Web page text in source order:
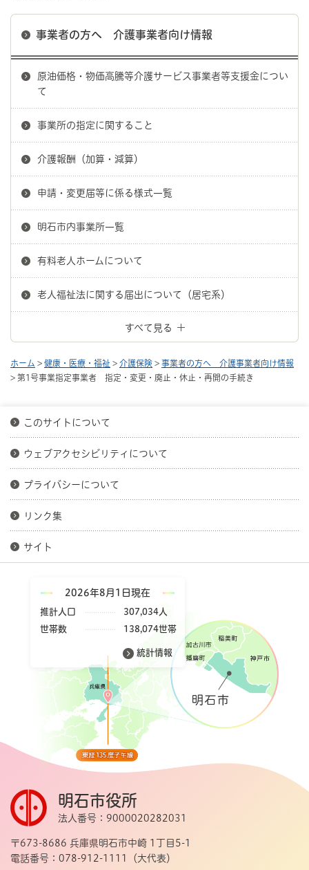
事業者の方へ 介護事業者向け情報
原油価格・物価高騰等介護サービス事業者等支援金につい
て
事業所の指定に関すること
介護報酬（加算・減算）
申請・変更届等に係る様式一覧
明石市内事業所一覧
有料老人ホームについて
老人福祉法に関する届出について（居宅系）
すべて見る
ホーム > 健康・医療・福祉 > 介護保険 > 事業者の方へ 介護事業者向け情報
> 第1号事業指定事業者 指定・変更・廃止・休止・再開の手続き
このサイトについて
ウェブアクセシビリティについて
プライバシーについて
リンク集
サイト
2026年8月1日現在
推計人口
307,034人
世帯数
138,074世帯
統計情報
明石市役所
法人番号：9000020282031
〒673-8686 兵庫県明石市中崎 1丁目5-1
電話番号：078-912-1111（大代表）